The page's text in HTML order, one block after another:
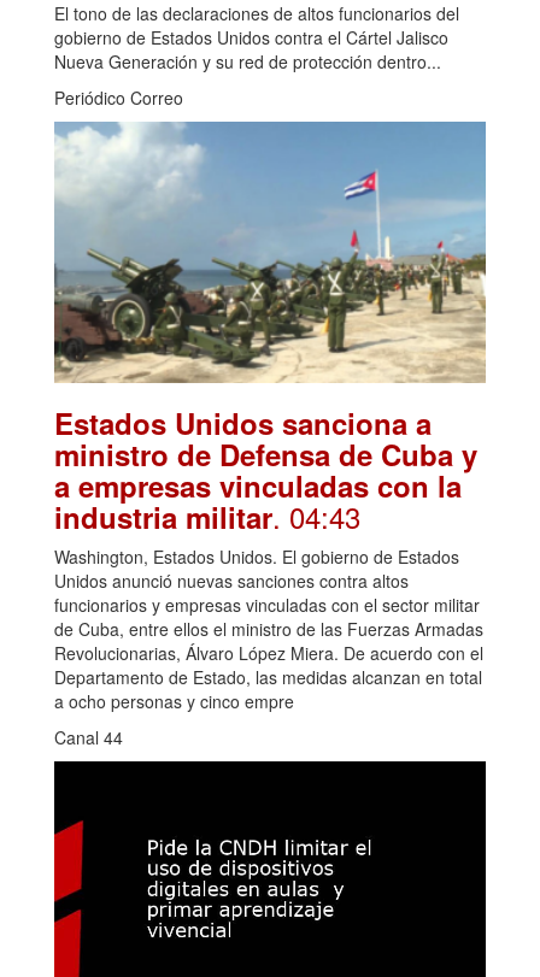
El tono de las declaraciones de altos funcionarios del
gobierno de Estados Unidos contra el Cártel Jalisco
Nueva Generación y su red de protección dentro...
Periódico Correo
Estados Unidos sanciona a
ministro de Defensa de Cuba y
a empresas vinculadas con la
industria militar. 04:43
Washington, Estados Unidos. El gobierno de Estados
Unidos anunció nuevas sanciones contra altos
funcionarios y empresas vinculadas con el sector militar
de Cuba, entre ellos el ministro de las Fuerzas Armadas
Revolucionarias, Álvaro López Miera. De acuerdo con el
Departamento de Estado, las medidas alcanzan en total
a ocho personas y cinco empre
Canal 44